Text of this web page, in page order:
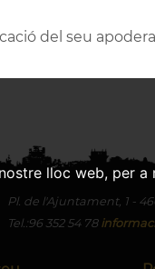
lloc web, per
del seu
Pl. de l'Ajuntament, 1 -
Tel.: 96 352 54 78